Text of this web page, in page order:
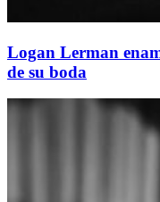
Logan Lerman
de su boda